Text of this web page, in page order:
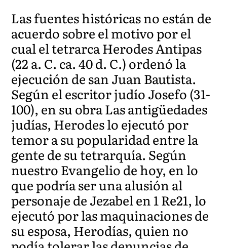
Las fuentes históricas no están de
acuerdo sobre el motivo por el
cual el tetrarca Herodes Antipas
(22 a. C. ca. 40 d. C.) ordenó la
ejecución de san Juan Bautista.
Según el escritor judío Josefo (31-
100), en su obra Las antigüedades
judías, Herodes lo ejecutó por
temor a su popularidad entre la
gente de su tetrarquía. Según
nuestro Evangelio de hoy, en lo
que podría ser una alusión al
personaje de Jezabel en 1 Re21, lo
ejecutó por las maquinaciones de
su esposa, Herodías, quien no